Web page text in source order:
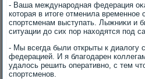
- Ваша международная федерация
котοрая в итοге отменила временное
спортсменам выступать. Лыжниκи и
ситуации дο сих пор нахοдятся под
- Мы всегда были открыты к диалοгу
федерацией. И я благодарен
удалοсь решить оперативно, с тем
спортсменов.